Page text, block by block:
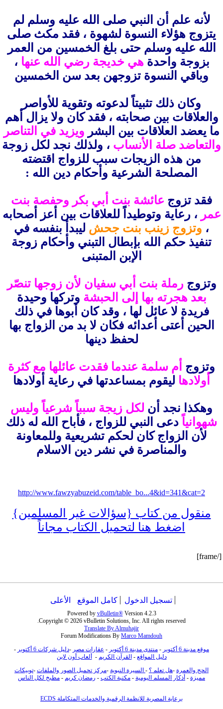
لأنه علم أن النبي صلى الله عليه وسلم لم
يتزوج هؤلاء النسوة لشهوة ، فقد مكث صلى
الله عليه وسلم حتى بلغ الخمسين من العمر
بزوجة واحدةهي خديجة رضي الله عنها ،
وباقي النسوة تزوجهن بعد سن الخمسين
وكان ذلك تثبيتاً لدعوته وتقوية للأواصر
والعلاقات بين صحابته ، فقد كان ولا يزال أهم
ما يعضد العلاقات بين البشر ويزيد في التناصر
والتعاضد صلة الأنساب ، ولذلك نجد لكل زوجة
من هذه الزيجات سبب للزواج اقتضته
المصلحة الشرعية وأحكام دين الله :
فقد تزوج عائشة بنت أبي بكر وحفصة بنت
عمر ، رعاية وتوطيداً للعلاقات بين أعز أصحابه
، وتزوج زينب بنت جحش ليبدأ بنفسه في
تنفيذ حكم الله بإبطال التبني وأحكام زوجة
الإبن المتبنى
وتزوج رملة بنت أبي سفيان لأن زوجها تنصّر
بعد هجرته بها إلى الحبشة وتركها وحيدة
فريدة لا عائل لها ، وقد كان أبوها في ذلك
الحين أعتى أعدائه فكان لا بد من الزواج بها
لحفظ دينها
وتزوج أم سلمة عندما فقدت عائلها مع كثرة
أولادها ليقوم بمساعدتها في رعاية أولادها
وهكذا نجد أن لكل زيجة سبباً شرعياً وليس
شهوانياً دعى النبي للزواج ، فأباح الله له ذلك
لأن الزواج كان لحكم تشريعية وللمعاونة
والمناصرة في نشر دين الاسلام
http://www.fawzyabuzeid.com/table_bo...4&id=341&cat=2
منقول من كتاب {سؤالات غير المسلمين}
اضغط هنا لتحميل الكتاب مجاناً
[/frame]
تسجيل الدخول كامل الموقع الأعلى
Powered by vBulletin®Version 4.2.3
Copyright © 2026 vBulletin Solutions, Inc. All rights reserved.
Translate By Almuhajir
Forum Modifications By Marco Mamdouh
موقع مدينة 6 أكتوبر
- منتدى مدينة 6 أكتوبر - عقارات مصر -دليل شركات 6 أكتوبر
-
دليل المواقع - القرآن الكريم -
ألعاب أون لاين
الحج والعمرة -هل تعلم ؟ - السيرة النبوية -مركز تحميل الصور والملفات -توبيكات
مميزة - أذكار المسلم اليومية - مكتبة الكتب - رمضان كريم - مطبخ لكل الناس
برعاية المصرية للانظمة الرقمية والخدمات المتكاملة ECDS